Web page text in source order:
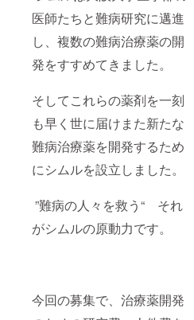
医師たちと難病研究に邁進
し、複数の難病治療薬の開
発をすすめてきました。
そしてこれらの薬剤を一刻
も早く世に届けまた新たな
難病治療薬を開発するため
にシムルを設立しました。
”難病の人々を救う“ それ
がシムルの原動力です。
今回の募集で、治療薬開発